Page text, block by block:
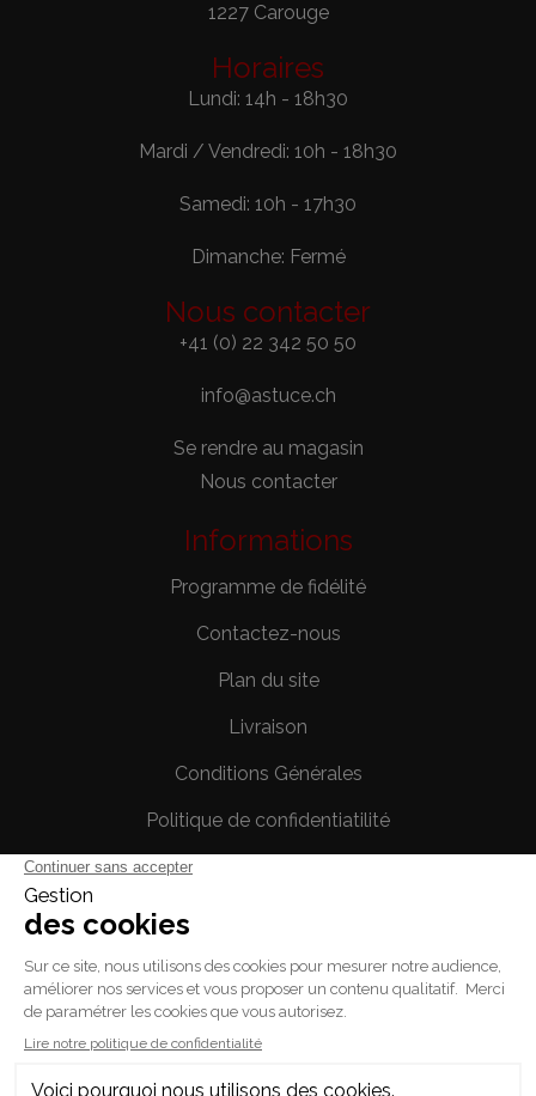
1227 Carouge
Horaires
Lundi: 14h - 18h30
Mardi / Vendredi: 10h - 18h30
Samedi: 10h - 17h30
Dimanche: Fermé
Nous contacter
+41 (0) 22 342 50 50
info@astuce.ch
Se rendre au magasin
Nous contacter
Informations
Programme de fidélité
Contactez-nous
Plan du site
Livraison
Conditions Générales
Politique de confidentiatilité
Votre compte
Informations personnelles
Commandes
Avoirs